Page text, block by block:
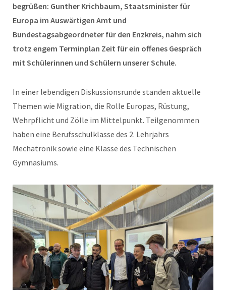
begrüßen: Gunther Krichbaum, Staatsminister für
Europa im Auswärtigen Amt und
Bundestagsabgeordneter für den Enzkreis, nahm sich
trotz engem Terminplan Zeit für ein offenes Gespräch
mit Schülerinnen und Schülern unserer Schule.
In einer lebendigen Diskussionsrunde standen aktuelle
Themen wie Migration, die Rolle Europas, Rüstung,
Wehrpflicht und Zölle im Mittelpunkt. Teilgenommen
haben eine Berufsschulklasse des 2. Lehrjahrs
Mechatronik sowie eine Klasse des Technischen
Gymnasiums.